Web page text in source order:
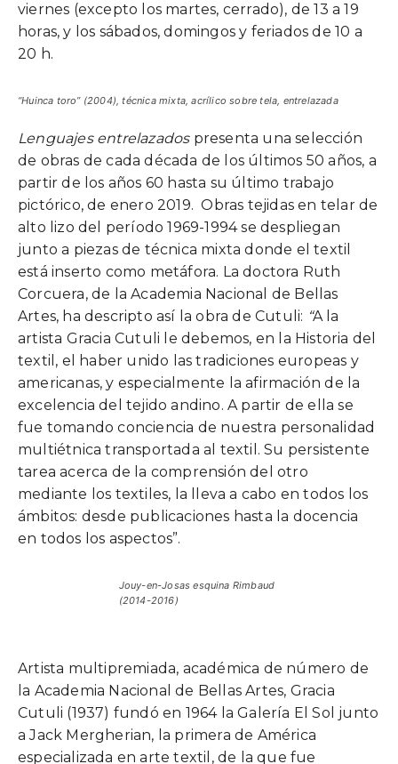
viernes (excepto los martes, cerrado), de 13 a 19
horas, y los sábados, domingos y feriados de 10 a
20 h.
“Huinca toro” (2004), técnica mixta, acrílico sobre tela, entrelazada
Lenguajes entrelazadospresenta una selección
de obras de cada década de los últimos 50 años, a
partir de los años 60 hasta su último trabajo
pictórico, de enero 2019. Obras tejidas en telar de
alto lizo del período 1969-1994 se despliegan
junto a piezas de técnica mixta donde el textil
está inserto como metáfora. La doctora Ruth
Corcuera, de la Academia Nacional de Bellas
Artes, ha descripto así la obra de Cutuli: “A la
artista Gracia Cutuli le debemos, en la Historia del
textil, el haber unido las tradiciones europeas y
americanas, y especialmente la afirmación de la
excelencia del tejido andino. A partir de ella se
fue tomando conciencia de nuestra personalidad
multiétnica transportada al textil. Su persistente
tarea acerca de la comprensión del otro
mediante los textiles, la lleva a cabo en todos los
ámbitos: desde publicaciones hasta la docencia
en todos los aspectos”.
Jouy-en-Josas esquina Rimbaud
(2014-2016)
Artista multipremiada, académica de número de
la Academia Nacional de Bellas Artes, Gracia
Cutuli (1937) fundó en 1964 la Galería El Sol junto
a Jack Mergherian, la primera de América
especializada en arte textil, de la que fue